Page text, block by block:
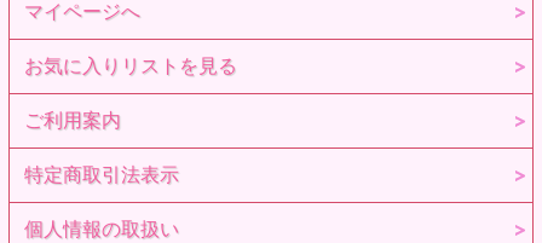
マイページへ
お気に入りリストを見る
ご利用案内
特定商取引法表示
個人情報の取扱い